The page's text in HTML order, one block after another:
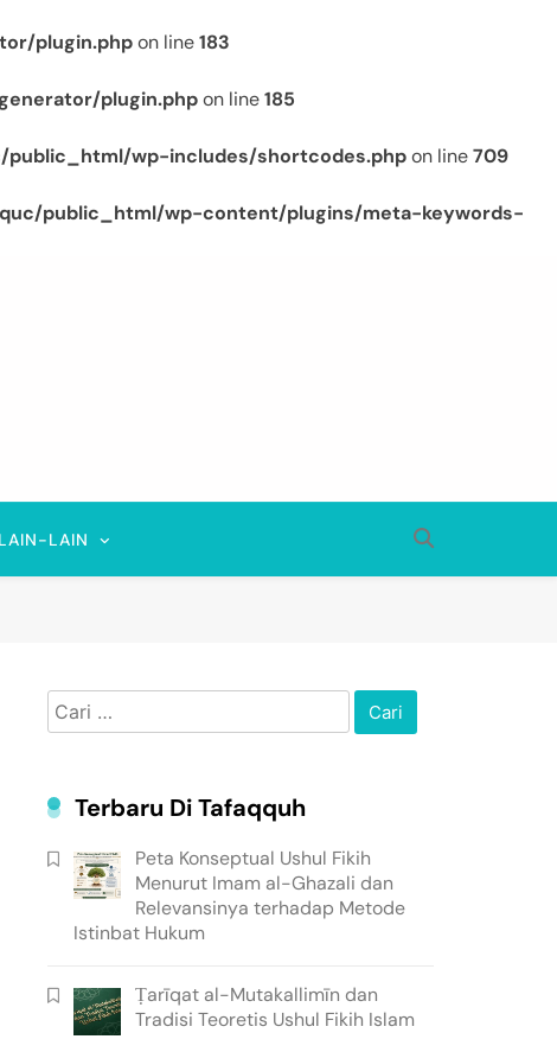
plugin.phpon line183
plugin.phpon line185
public_html/wp-includes/shortcodes.phpon line709
public_html/wp-content/plugins/meta-keywords-
LAIN-LAIN
Cari
untuk:
Terbaru Di Tafaqquh
Peta Konseptual Ushul Fikih
Menurut Imam al-Ghazali dan
Relevansinya terhadap Metode
Istinbat Hukum
Ṭarīqat al-Mutakallimīn dan
Tradisi Teoretis Ushul Fikih Islam